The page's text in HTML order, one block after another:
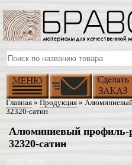
Главная » Продукция » Алюминиевый
32320-сатин
Алюминиевый профиль-
32320-сатин